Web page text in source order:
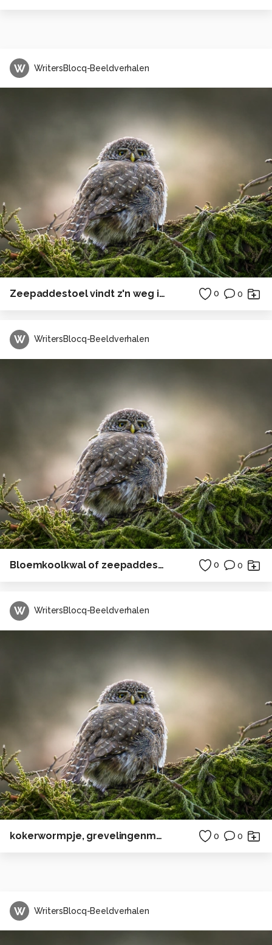
W WritersBlocq-Beeldverhalen
Zeepaddestoel vindt z'n weg in de Oosterschelde 0 0
W WritersBlocq-Beeldverhalen
Bloemkoolkwal of zeepaddestoel wordt opgegeten door krabben 0 0
W WritersBlocq-Beeldverhalen
kokerwormpje, grevelingenmeer 0 0
W WritersBlocq-Beeldverhalen